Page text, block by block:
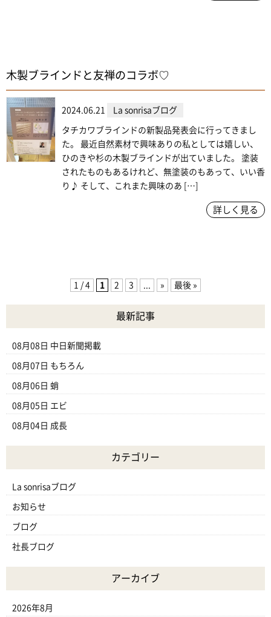
木製ブラインドと友禅のコラボ♡
2024.06.21 La sonrisaブログ
タチカワブラインドの新製品発表会に行ってきまし
た。 最近自然素材で興味ありの私としては嬉しい、
ひのきや杉の木製ブラインドが出ていました。 塗装
されたものもあるけれど、無塗装のもあって、いい香
り♪ そして、これまた興味のあ […]
詳しく見る
1 / 4 1 2 3 » 最後 »
最新記事
08月08日 中日新聞掲載
08月07日 もちろん
08月06日 蛸
08月05日 エビ
08月04日 成長
カテゴリー
La sonrisaブログ
お知らせ
ブログ
社長ブログ
アーカイブ
2026年8月